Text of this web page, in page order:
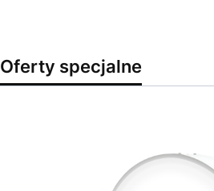
Oferty specjalne